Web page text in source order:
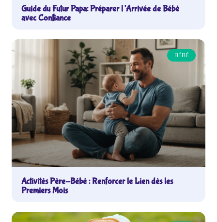
Guide du Futur Papa: Préparer l’Arrivée de Bébé
avec Confiance
BÉBÉ
Activités Père-Bébé : Renforcer le Lien dès les
Premiers Mois